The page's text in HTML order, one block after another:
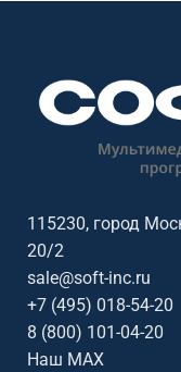
115230, город
20/2
sale@soft-inc.ru
+7 (495) 018-54-20
8 (800) 101-04-20
Наш MAX